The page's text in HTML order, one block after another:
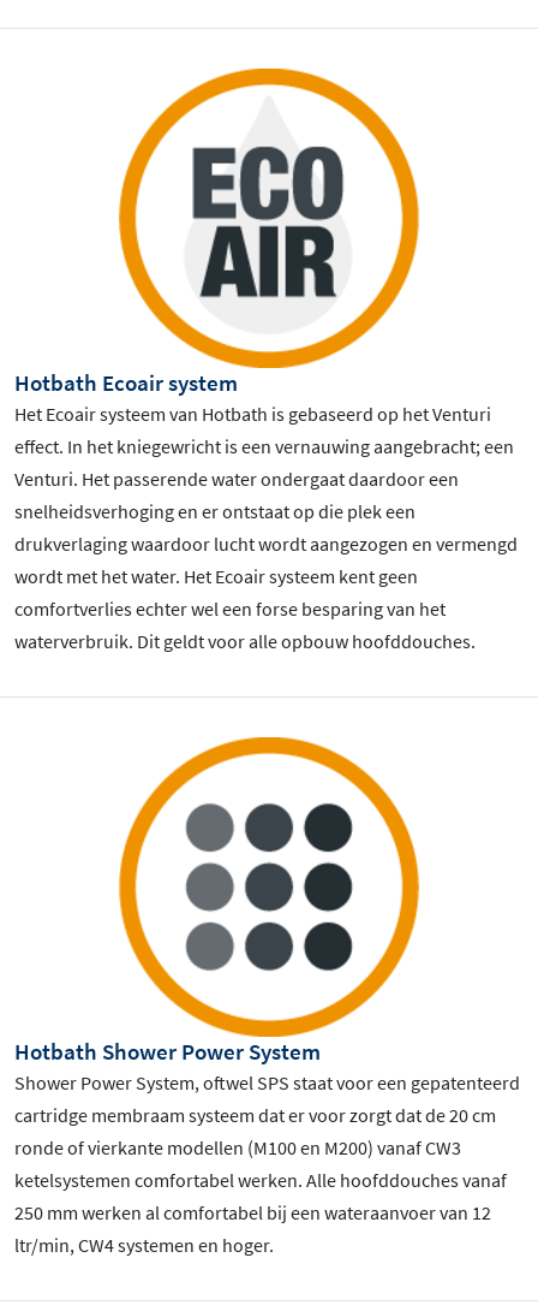
Hotbath Ecoair system
Het Ecoair systeem van Hotbath is gebaseerd op het Venturi
effect. In het kniegewricht is een vernauwing aangebracht; een
Venturi. Het passerende water ondergaat daardoor een
snelheidsverhoging en er ontstaat op die plek een
drukverlaging waardoor lucht wordt aangezogen en vermengd
wordt met het water. Het Ecoair systeem kent geen
comfortverlies echter wel een forse besparing van het
waterverbruik. Dit geldt voor alle opbouw hoofddouches.
Hotbath Shower Power System
Shower Power System, oftwel SPS staat voor een gepatenteerd
cartridge membraam systeem dat er voor zorgt dat de 20 cm
ronde of vierkante modellen (M100 en M200) vanaf CW3
ketelsystemen comfortabel werken. Alle hoofddouches vanaf
250 mm werken al comfortabel bij een wateraanvoer van 12
ltr/min, CW4 systemen en hoger.